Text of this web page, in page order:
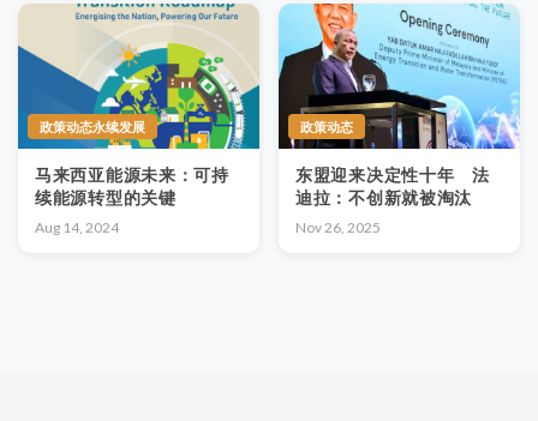
政策动态永续发展
马来西亚能源未来：可持
续能源转型的关键
Aug 14, 2024
政策动态
东盟迎来决定性十年 法
迪拉：不创新就被淘汰
Nov 26, 2025